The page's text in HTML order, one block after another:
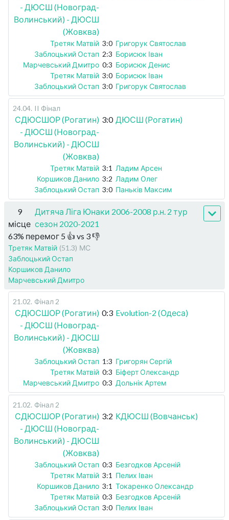
- ДЮСШ (Новоград-
Волинський) - ДЮСШ
(Жовква)
Третяк Матвій 3:0 Григорук Святослав
Заблоцький Остап 2:3 Борисюк Іван
Марчевський Дмитро 0:3 Борисюк Денис
Третяк Матвій 3:0 Борисюк Іван
Заблоцький Остап 3:0 Григорук Святослав
24.04. II Фінал
СДЮСШОР (Рогатин)
- ДЮСШ (Новоград-
Волинський) - ДЮСШ
(Жовква)
3:0 ДЮСШ (Рогатин)
Третяк Матвій 3:1 Ладим Арсен
Коршиков Данило 3:2 Ладим Олег
Заблоцький Остап 3:0 Паньків Максим
9
місце
Дитяча Ліга Юнаки 2006-2008 р.н. 2 тур
сезон 2020-2021
63% перемог 5 👍 vs 3👎
Третяк Матвій (51.3) МС
Заблоцький Остап
Коршиков Данило
Марчевський Дмитро
21.02. Фінал 2
СДЮСШОР (Рогатин)
- ДЮСШ (Новоград-
Волинський) - ДЮСШ
(Жовква)
0:3 Evolution-2 (Одеса)
Заблоцький Остап 1:3 Григорян Сергій
Третяк Матвій 0:3 Біферт Олександр
Марчевський Дмитро 0:3 Дольнік Артем
21.02. Фінал 2
СДЮСШОР (Рогатин)
- ДЮСШ (Новоград-
Волинський) - ДЮСШ
(Жовква)
3:2 КДЮСШ (Вовчанськ)
Заблоцький Остап 0:3 Безгодков Арсеній
Третяк Матвій 3:1 Пелих Іван
Коршиков Данило 3:1 Токаренко Олександр
Третяк Матвій 0:3 Безгодков Арсеній
Заблоцький Остап 3:0 Пелих Іван